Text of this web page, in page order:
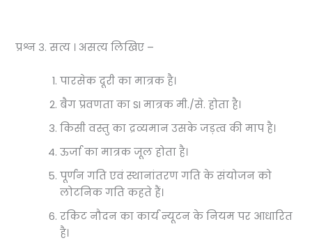
प्रश्न ३. सत्य । असत्य लिखिए –
पारसेक दूरी का मात्रक है।
बैग प्रवणता का SI मात्रक मी./से. होता है।
किसी वस्तु का द्रव्यमान उसके जड़त्व की माप है।
ऊर्जा का मात्रक जूल होता है।
पूर्णन गति एवं स्थानांतरण गति के संयोजन को
लोटनिक गति कहते हैं।
रकिट नौदन का कार्य न्यूटन के नियम पर आधारित
है।